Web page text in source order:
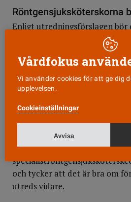
Röntgensjuksköterskorna
Enligt utredningsförslagen bör
nuläget inte införas någon
röntgensjuksköterskor. I stället
Universitetskanslersämbetet,
vidare.
man håller med om det
yrkesexamen för
Vårdförbundet har länge
och tycker att det är bra om
utreds vidare.
Vårdfokus
Vi använder cookies för att ge dig
upplevelsen.
Cookieinställningar
Avvisa